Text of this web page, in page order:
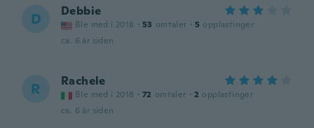
D Debbie
Ble med i 2018 · 53 omtaler · 5 opplastinger
ca. 6 år siden
R Rachele
Ble med i 2018 · 72 omtaler · 2 opplastinger
ca. 6 år siden